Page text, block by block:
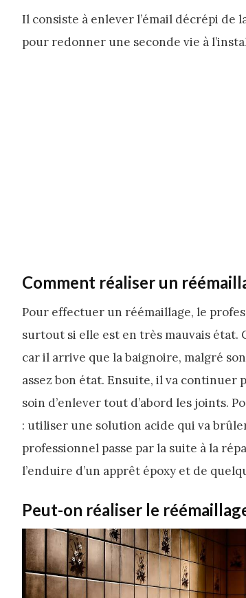
Il consiste à enlever l’émail décrépi de
pour redonner une seconde vie à
Comment réaliser un
Pour effectuer un réémaillage, le
surtout si elle est en très mauvais état.
car il arrive que la baignoire, malgré
assez bon état. Ensuite, il va
soin d’enlever tout d’abord les joints.
: utiliser une solution acide qui va
professionnel passe par la suite à la
l’enduire d’un apprêt époxy et de
Peut-on réaliser le